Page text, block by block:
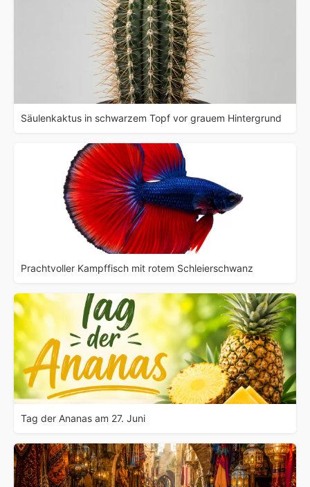
Säulenkaktus in schwarzem Topf vor grauem Hintergrund
Prachtvoller Kampffisch mit rotem Schleierschwanz
Tag der Ananas am 27. Juni